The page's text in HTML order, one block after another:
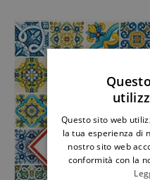
Questo sito web
la tua esperienza di
nostro sito web
conformità con la